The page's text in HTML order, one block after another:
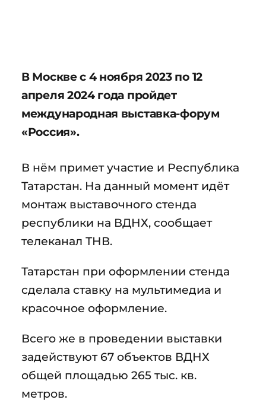
В Москве с 4 ноября 2023 по 12
апреля 2024 года пройдет
международная выставка-форум
«Россия».
В нём примет участие и Республика
Татарстан. На данный момент идёт
монтаж выставочного стенда
республики на ВДНХ, сообщает
телеканал ТНВ.
Татарстан при оформлении стенда
сделала ставку на мультимедиа и
красочное оформление.
Всего же в проведении выставки
задействуют 67 объектов ВДНХ
общей площадью 265 тыс. кв.
метров.